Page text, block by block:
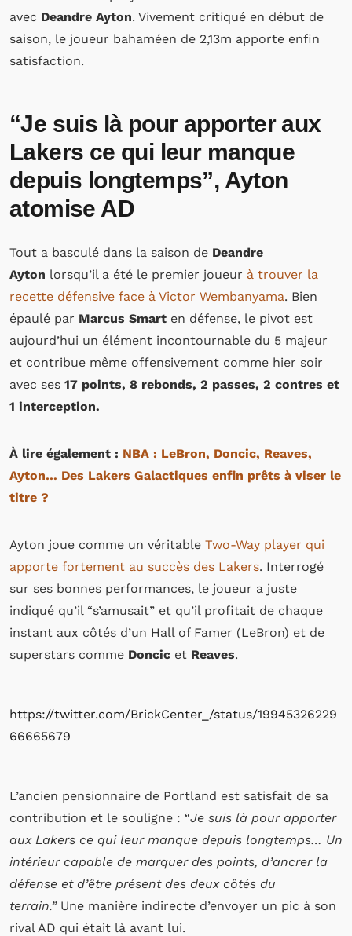
avec Deandre Ayton. Vivement critiqué en début de
saison, le joueur bahaméen de 2,13m apporte enfin
satisfaction.
“Je suis là pour apporter aux
Lakers ce qui leur manque
depuis longtemps”, Ayton
atomise AD
Tout a basculé dans la saison de Deandre
Ayton lorsqu’il a été le premier joueur à trouver la
recette défensive face à Victor Wembanyama. Bien
épaulé par Marcus Smart en défense, le pivot est
aujourd’hui un élément incontournable du 5 majeur
et contribue même offensivement comme hier soir
avec ses 17 points, 8 rebonds, 2 passes, 2 contres et
1 interception.
À lire également : NBA : LeBron, Doncic, Reaves,
Ayton… Des Lakers Galactiques enfin prêts à viser le
titre ?
Ayton joue comme un véritable Two-Way player qui
apporte fortement au succès des Lakers. Interrogé
sur ses bonnes performances, le joueur a juste
indiqué qu’il “s’amusait” et qu’il profitait de chaque
instant aux côtés d’un Hall of Famer (LeBron) et de
superstars comme Doncic et Reaves.
https://twitter.com/BrickCenter_/status/19945326229
66665679
L’ancien pensionnaire de Portland est satisfait de sa
contribution et le souligne : “Je suis là pour apporter
aux Lakers ce qui leur manque depuis longtemps… Un
intérieur capable de marquer des points, d’ancrer la
défense et d’être présent des deux côtés du
terrain.”Une manière indirecte d’envoyer un pic à son
rival AD qui était là avant lui.